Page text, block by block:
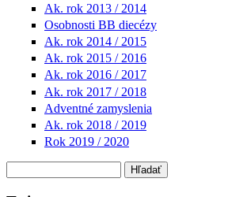
Ak. rok 2013 / 2014
Osobnosti BB diecézy
Ak. rok 2014 / 2015
Ak. rok 2015 / 2016
Ak. rok 2016 / 2017
Ak. rok 2017 / 2018
Adventné zamyslenia
Ak. rok 2018 / 2019
Rok 2019 / 2020